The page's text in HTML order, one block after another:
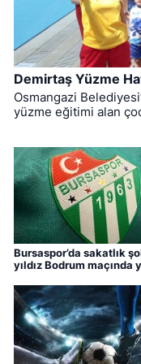
Demirtaş Yüzme
Osmangazi
yüzme eğitimi alan
Bursaspor’da sakatlık
yıldız Bodrum maçında